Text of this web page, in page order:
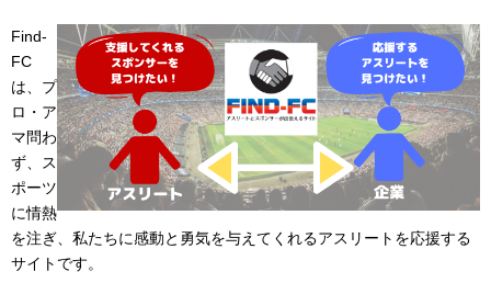
Find-
FC
は、プ
ロ・ア
マ問わ
ず、ス
ポーツ
に情熱
を注ぎ、私たちに感動と勇気を与えてくれるアスリートを応援する
サイトです。